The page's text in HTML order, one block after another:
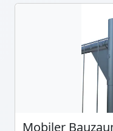
Mobiler